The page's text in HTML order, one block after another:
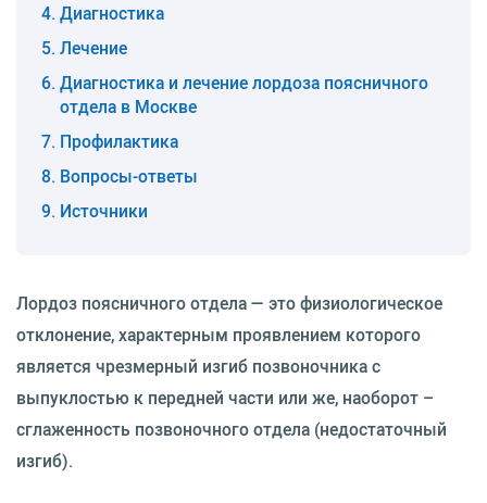
Диагностика
Лечение
Диагностика и лечение лордоза поясничного
отдела в Москве
Профилактика
Вопросы-ответы
Источники
Лордоз поясничного отдела — это физиологическое
отклонение, характерным проявлением которого
является чрезмерный изгиб позвоночника с
выпуклостью к передней части или же, наоборот –
сглаженность позвоночного отдела (недостаточный
изгиб).